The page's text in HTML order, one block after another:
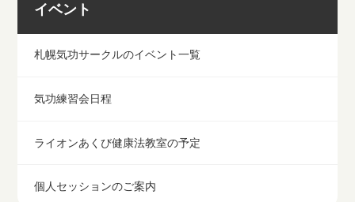
イベント
札幌気功サークルのイベント一覧
気功練習会日程
ライオンあくび健康法教室の予定
個人セッションのご案内